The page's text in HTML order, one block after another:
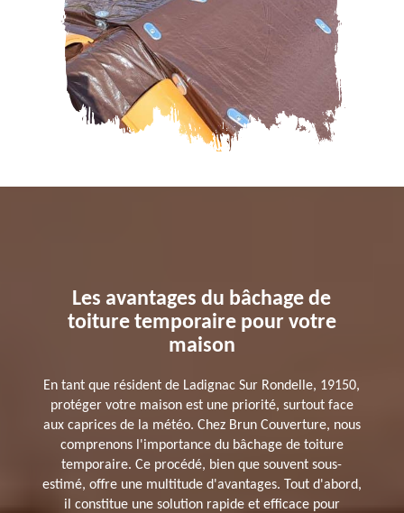
Les avantages du bâchage de
toiture temporaire pour votre
maison
En tant que résident de Ladignac Sur Rondelle, 19150,
protéger votre maison est une priorité, surtout face
aux caprices de la météo. Chez Brun Couverture, nous
comprenons l'importance du bâchage de toiture
temporaire. Ce procédé, bien que souvent sous-
estimé, offre une multitude d'avantages. Tout d'abord,
il constitue une solution rapide et efficace pour